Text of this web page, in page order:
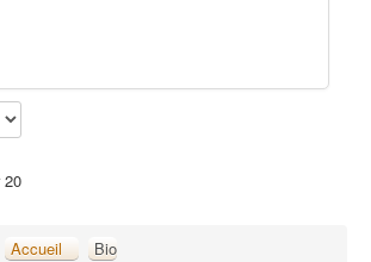
20
Accueil Bio